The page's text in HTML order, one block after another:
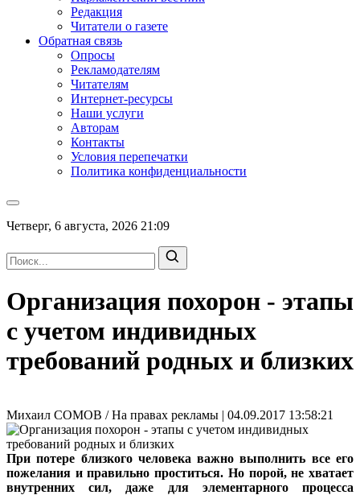
Редакция
Читатели о газете
Обратная связь
Опросы
Рекламодателям
Читателям
Интернет-ресурсы
Наши услуги
Авторам
Контакты
Условия перепечатки
Политика конфиденциальности
Четверг, 6 августа, 2026 21:09
Организация похорон - этапы
с учетом индивидных
требований родных и близких
Михаил СОМОВ / На правах рекламы | 04.09.2017 13:58:21
При потере близкого человека важно выполнить все его
пожелания и правильно проститься. Но порой, не хватает
внутренних сил, даже для элементарного процесса